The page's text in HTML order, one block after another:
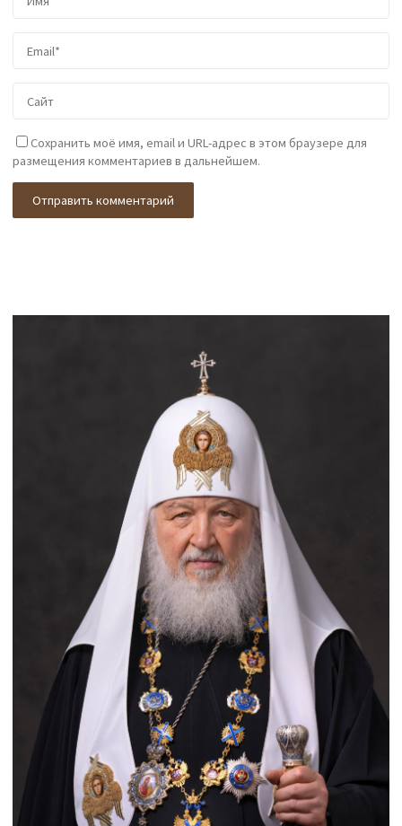
Сохранить моё имя, email и URL-адрес в этом браузере для
размещения комментариев в дальнейшем.